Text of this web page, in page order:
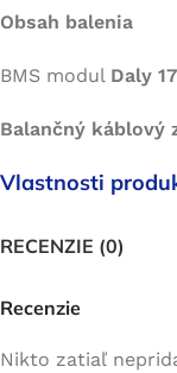
Obsah balenia
BMS modul Daly
Balančný káblový
Vlastnosti
RECENZIE (0)
Recenzie
Nikto zatiaľ